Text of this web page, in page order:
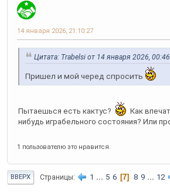
14 января 2026, 21:10:27
Цитата: Trabelsi от 14 января 2026,
Пришел и мой черед спросить
Пытаешься есть кактус?
Как
нибудь играбельного состояния? Или
1 пользователю это нравится.
ВВЕРХ Страницы 1 ... 5 6 7 8 9 ... 12